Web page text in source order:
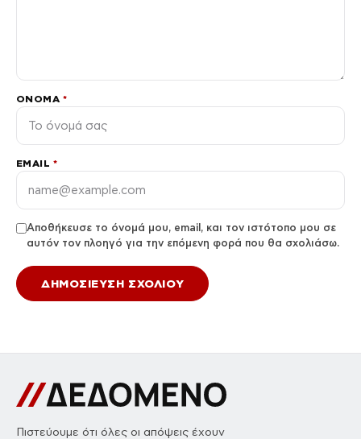
ΌΝΟΜΑ *
EMAIL *
Αποθήκευσε το όνομά μου, email, και τον ιστότοπο μου σε
αυτόν τον πλοηγό για την επόμενη φορά που θα σχολιάσω.
Πιστεύουμε ότι όλες οι απόψεις έχουν